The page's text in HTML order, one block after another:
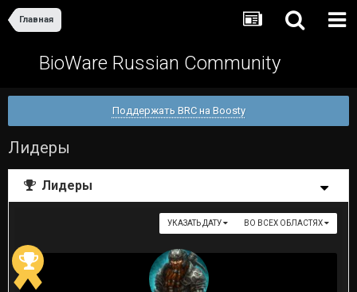
Главная
BioWare Russian Community
Поддержать BRC на Boosty
Лидеры
Лидеры
ВО ВСЕХ ОБЛАСТЯХ
УКАЗАТЬ ДАТУ